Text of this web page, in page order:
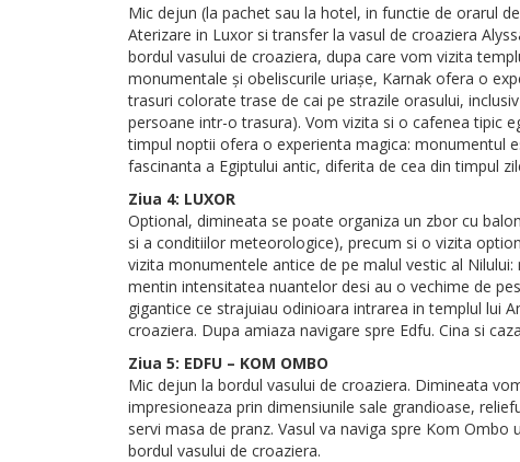
Mic dejun (la pachet sau la hotel, in functie de orarul
Aterizare in Luxor si transfer la vasul de croaziera
bordul vasului de croaziera, dupa care vom vizita
monumentale și obeliscurile uriașe, Karnak ofera o
trasuri colorate trase de cai pe strazile orasului,
persoane intr-o trasura). Vom vizita si o cafenea tipic
timpul noptii ofera o experienta magica: monumentul
fascinanta a Egiptului antic, diferita de cea din timpul
Ziua 4: LUXOR
Optional, dimineata se poate organiza un zbor cu
si a conditiilor meteorologice), precum si o vizita
vizita monumentele antice de pe malul vestic al
mentin intensitatea nuantelor desi au o vechime de
gigantice ce strajuiau odinioara intrarea in templul lui
croaziera. Dupa amiaza navigare spre Edfu. Cina si
Ziua 5: EDFU – KOM OMBO
Mic dejun la bordul vasului de croaziera. Dimineata
impresioneaza prin dimensiunile sale grandioase,
servi masa de pranz. Vasul va naviga spre Kom
bordul vasului de croaziera.